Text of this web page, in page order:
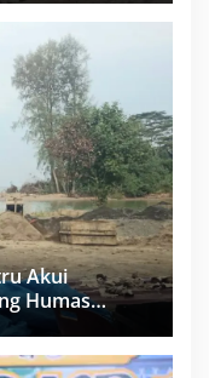
Akui
Humas